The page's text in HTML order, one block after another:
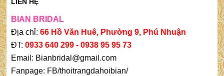
LIÊN HỆ
BIAN BRIDAL
Địa chỉ: 66 Hồ Văn Huê, Phường 9, Phú Nhuận
ĐT: 0933 640 299 - 0938 95 95 73
Email: Bianbridal@gmail.com
Fanpage: FB/thoitrangdahoibian/